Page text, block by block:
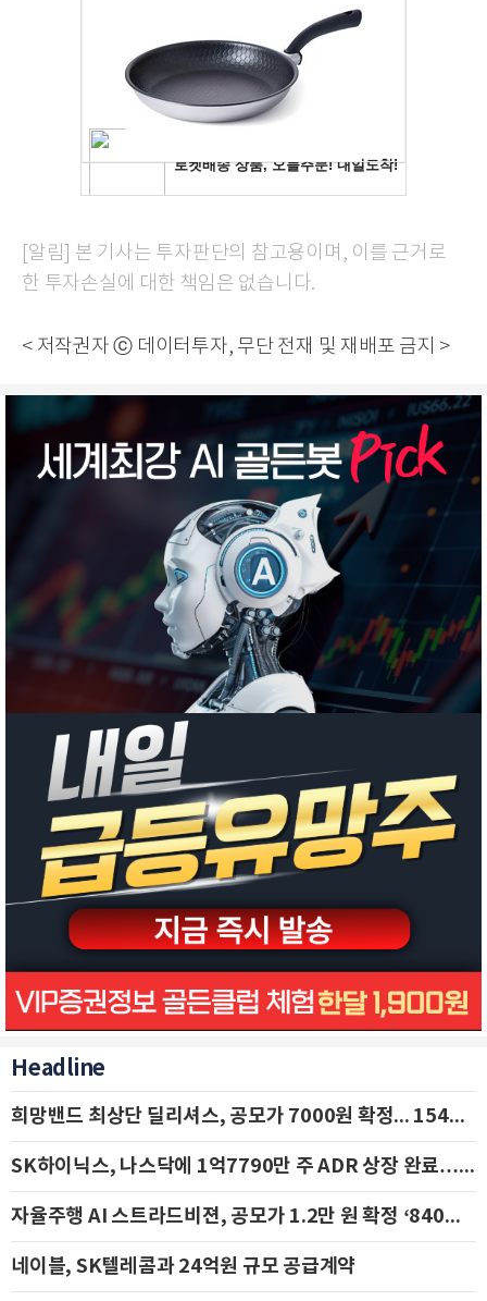
[알림] 본 기사는 투자판단의 참고용이며, 이를 근거로
한 투자손실에 대한 책임은 없습니다.
< 저작권자 ⓒ 데이터투자, 무단 전재 및 재배포 금지 >
Headline
희망밴드 최상단 딜리셔스, 공모가 7000원 확정... 154억 규모 IPO 돌입
SK하이닉스, 나스닥에 1억7790만 주 ADR 상장 완료…29일 국내 추가 상장
자율주행 AI 스트라드비젼, 공모가 1.2만 원 확정 ‘840억 수혈’
네이블, SK텔레콤과 24억원 규모 공급계약